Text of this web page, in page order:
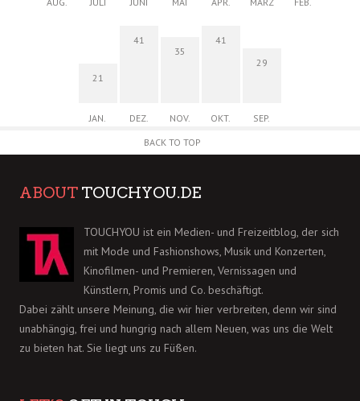
21
JAN.
41
DEZ.
35
NOV.
41
OKT.
29
SEP.
BACK TO TOP
ABOUT TOUCHYOU.DE
TOUCHYOU ist ein Medien- und Freizeitblog, der sich
mit Mode und Fashionshows, Musik und Konzerten,
Kinofilmen- und Premieren, Vernissagen und
Künstlern, Promis und Co. beschäftigt.
Dabei zählt unsere Meinung, die wir hier verbreiten, denn wir sind
unabhängig, frei und hungrig nach allem Neuen, was uns die Welt
zu bieten hat. Sie liegt uns zu Füßen.